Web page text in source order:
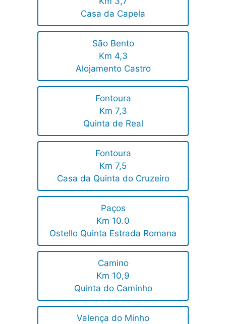
Casa da Capela
São Bento
Km 4,3
Alojamento Castro
Fontoura
Km 7,3
Quinta de Real
Fontoura
Km 7,5
Casa da Quinta do Cruzeiro
Paços
Km 10.0
Ostello Quinta Estrada Romana
Camino
Km 10,9
Quinta do Caminho
Valença do Minho